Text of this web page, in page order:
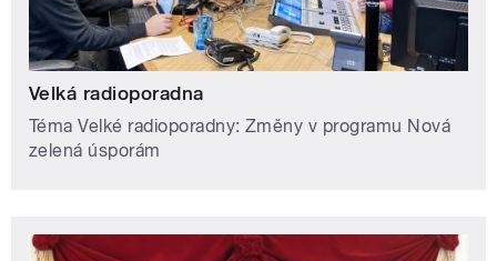
Velká radioporadna
Téma Velké radioporadny: Změny v programu Nová
zelená úsporám